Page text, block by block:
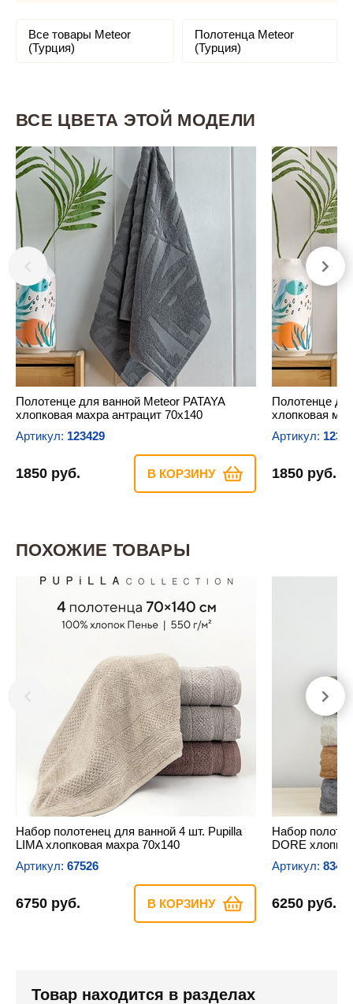
Все товары Meteor
(Турция)
Полотенца Meteor
(Турция)
ВСЕ ЦВЕТА ЭТОЙ МОДЕЛИ
Полотенце для ванной Meteor PATAYA
хлопковая махра антрацит 70х140
Артикул: 123429
1850 руб. В КОРЗИНУ
Полотенце
хлопковая
Артикул:
1850 руб.
ПОХОЖИЕ ТОВАРЫ
Набор полотенец для ванной 4 шт. Pupilla
LIMA хлопковая махра 70х140
Артикул: 67526
6750 руб. В КОРЗИНУ
Набор
DORE
Артикул:
6250 руб.
Товар находится в разделах